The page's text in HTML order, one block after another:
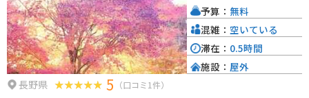
長野県 5 （口コミ1件）
予算： 無料
混雑： 空いている
滞在： 0.5時間
施設： 屋外